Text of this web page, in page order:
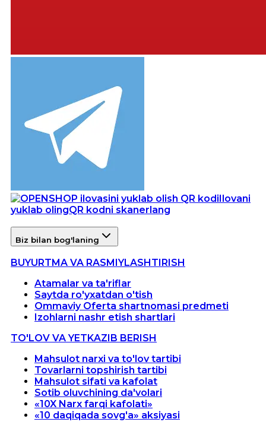
Ilovani
yuklab olingQR kodni skanerlang
Biz bilan bog'laning
BUYURTMA VA RASMIYLASHTIRISH
Atamalar va ta'riflar
Saytda ro'yxatdan o'tish
Ommaviy Oferta shartnomasi predmeti
Izohlarni nashr etish shartlari
TO'LOV VA YETKAZIB BERISH
Mahsulot narxi va to'lov tartibi
Tovarlarni topshirish tartibi
Mahsulot sifati va kafolat
Sotib oluvchining da'volari
«10X Narx farqi kafolati»
«10 daqiqada sovg'a» aksiyasi